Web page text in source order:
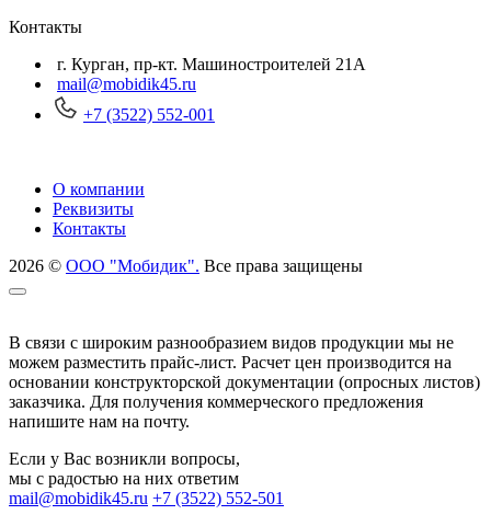
Контакты
г. Курган, пр-кт. Машиностроителей 21А
mail@mobidik45.ru
+7 (3522) 552-001
О компании
Реквизиты
Контакты
2026 © ООО "Мобидик". Все права защищены
В связи с широким разнообразием видов продукции мы не
можем разместить прайс-лист. Расчет цен производится на
основании конструкторской документации (опросных листов)
заказчика. Для получения коммерческого предложения
напишите нам на почту.
Если у Вас возникли вопросы,
мы с радостью на них ответим
mail@mobidik45.ru +7 (3522) 552-501